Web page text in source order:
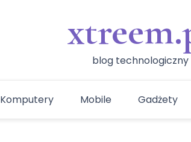
blog technologiczny
Komputery Mobile Gadżety